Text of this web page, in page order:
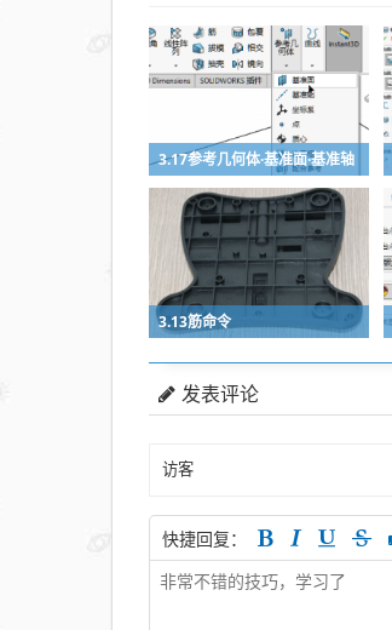
3.17参考几何体·基准面·基准轴
3.13筋命令
发表评论
快捷回复：